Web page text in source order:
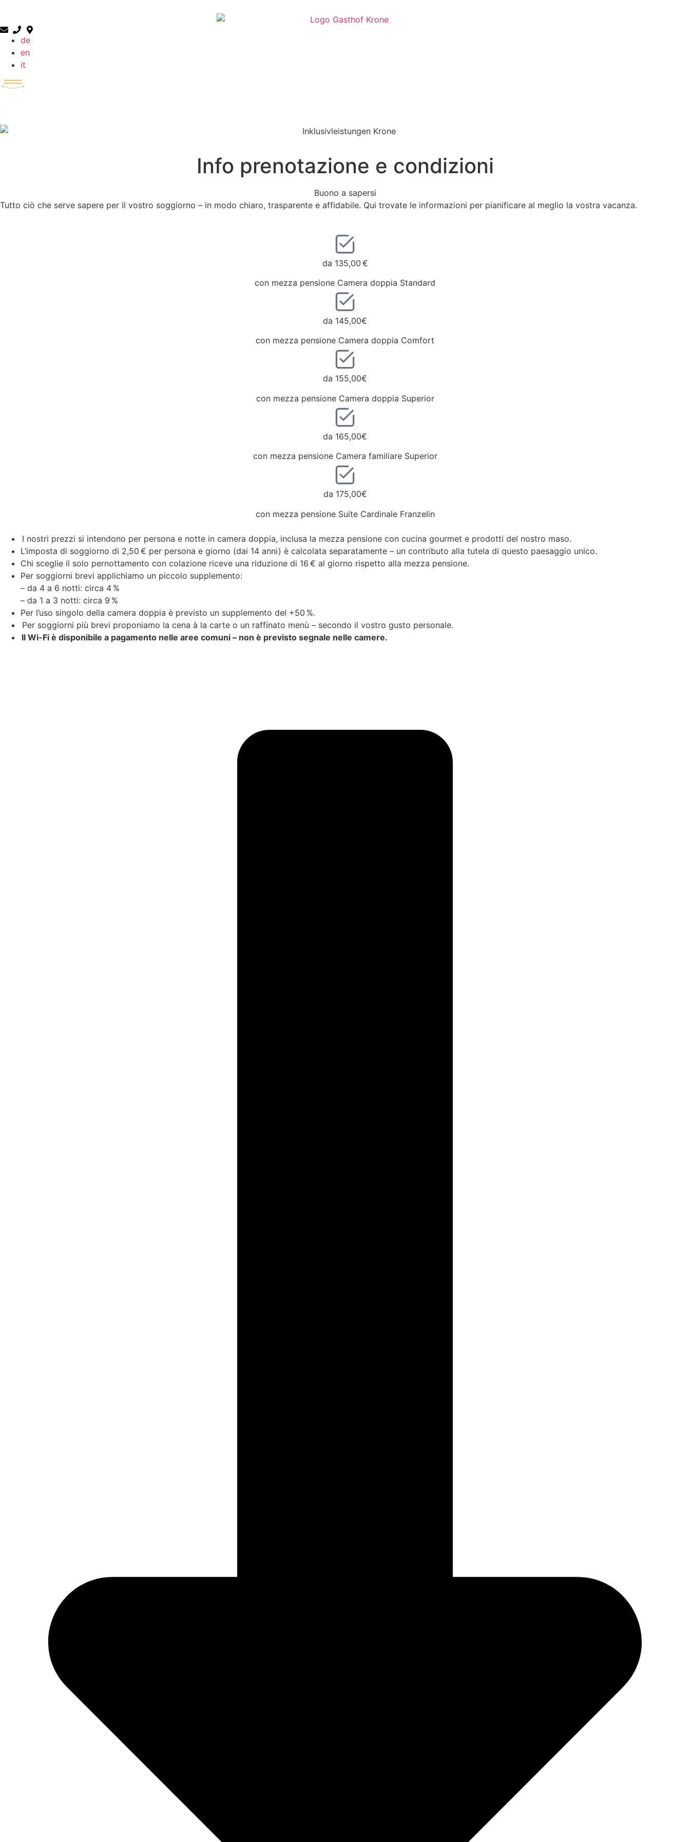
de
en
it
Info prenotazione e condizioni
Buono a sapersi
Tutto ciò che serve sapere per il vostro soggiorno – in modo chiaro, trasparente e affidabile. Qui trovate le informazioni per pianificare al meglio la vostra vacanza.
da 135,00 €
con mezza pensione Camera doppia Standard
da 145,00€
con mezza pensione Camera doppia Comfort
da 155,00€
con mezza pensione Camera doppia Superior
da 165,00€
con mezza pensione Camera familiare Superior
da 175,00€
con mezza pensione Suite Cardinale Franzelin
I nostri prezzi si intendono per persona e notte in camera doppia, inclusa la mezza pensione con cucina gourmet e prodotti del nostro maso.
L’imposta di soggiorno di 2,50 € per persona e giorno (dai 14 anni) è calcolata separatamente – un contributo alla tutela di questo paesaggio unico.
Chi sceglie il solo pernottamento con colazione riceve una riduzione di 16 € al giorno rispetto alla mezza pensione.
Per soggiorni brevi applichiamo un piccolo supplemento:
– da 4 a 6 notti: circa 4 %
– da 1 a 3 notti: circa 9 %
Per l’uso singolo della camera doppia è previsto un supplemento del +50 %.
Per soggiorni più brevi proponiamo la cena à la carte o un raffinato menù – secondo il vostro gusto personale.
Il Wi-Fi è disponibile a pagamento nelle aree comuni – non è previsto segnale nelle camere.